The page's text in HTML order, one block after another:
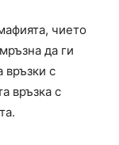
чието
да ги
с
връзка с